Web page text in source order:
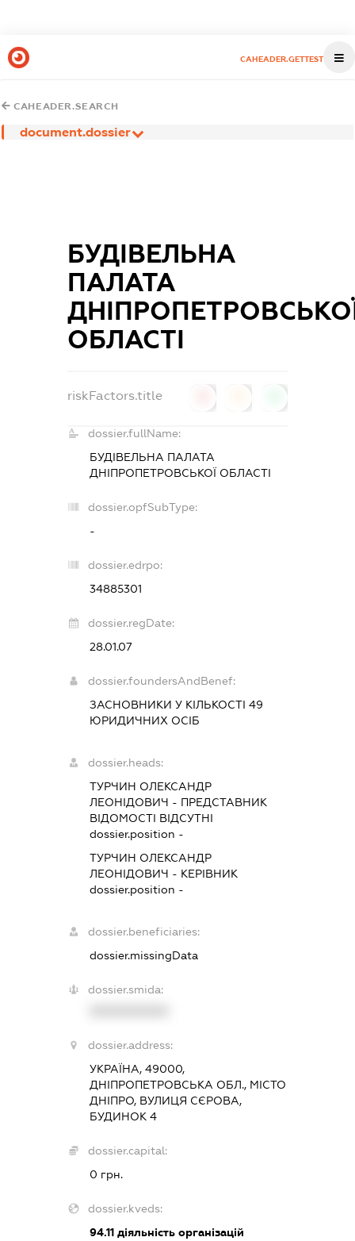
CAHEADER.GETTEST
CAHEADER.SEARCH
document.dossier
БУДІВЕЛЬНА
ПАЛАТА
ОБЛАСТІ
riskFactors.title
dossier.fullName:
БУДІВЕЛЬНА ПАЛАТА
ДНІПРОПЕТРОВСЬКОЇ ОБЛАСТІ
dossier.opfSubType:
-
dossier.edrpo:
34885301
dossier.regDate:
28.01.07
dossier.foundersAndBenef:
ЗАСНОВНИКИ У КІЛЬКОСТІ 49
ЮРИДИЧНИХ ОСІБ
dossier.heads:
ТУРЧИН ОЛЕКСАНДР
ЛЕОНІДОВИЧ - ПРЕДСТАВНИК
ВІДОМОСТІ ВІДСУТНІ
dossier.position -
ТУРЧИН ОЛЕКСАНДР
ЛЕОНІДОВИЧ - КЕРІВНИК
dossier.position -
dossier.beneficiaries:
dossier.missingData
dossier.smida:
dossier.address:
УКРАЇНА, 49000,
ДНІПРОПЕТРОВСЬКА ОБЛ., МІСТО
ДНІПРО, ВУЛИЦЯ СЄРОВА,
БУДИНОК 4
dossier.capital:
0 грн.
dossier.kveds:
94.11діяльність організацій